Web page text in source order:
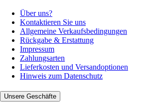
Über uns?
Kontaktieren Sie uns
Allgemeine Verkaufsbedingungen
Rückgabe & Erstattung
Impressum
Zahlungsarten
Lieferkosten und Versandoptionen
Hinweis zum Datenschutz
Unsere Geschäfte